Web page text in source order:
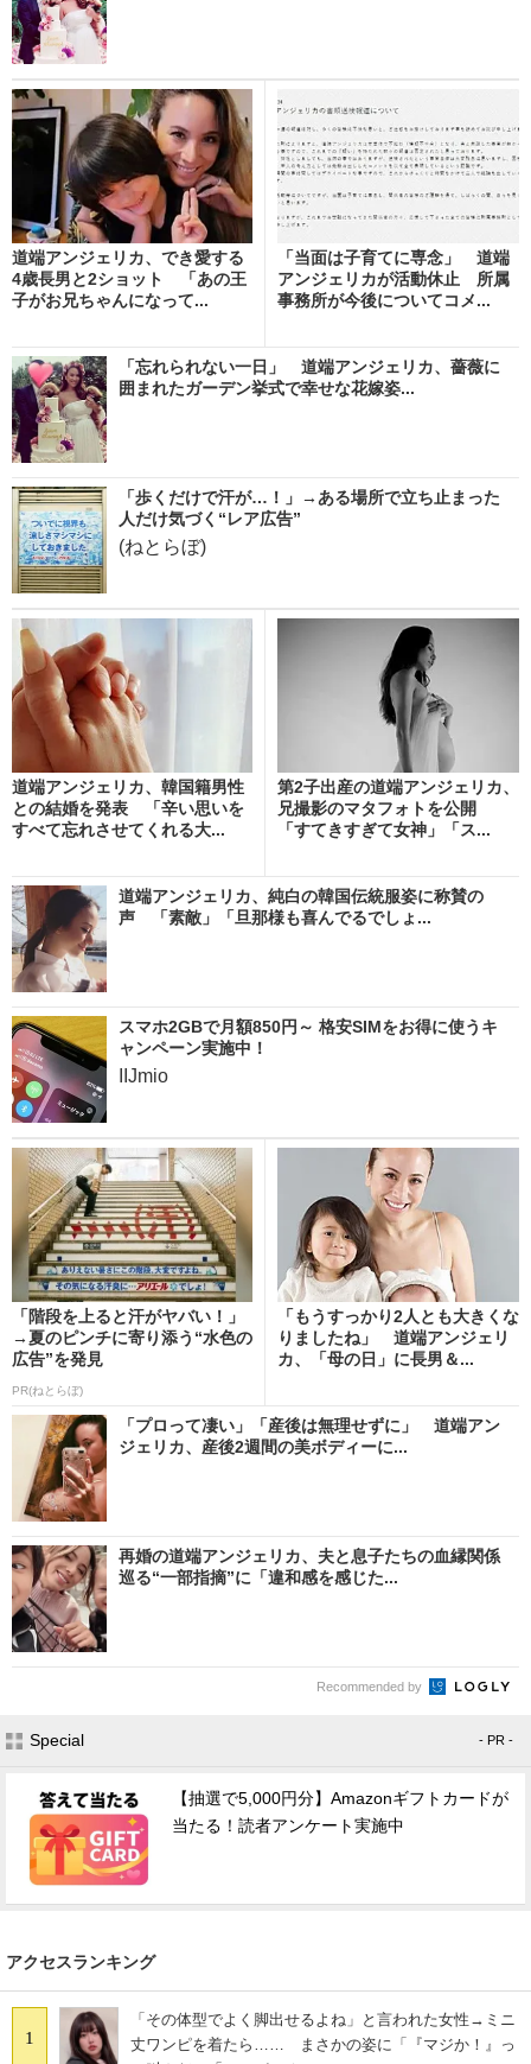
道端アンジェリカ、でき愛する
4歳長男と2ショット 「あの王
子がお兄ちゃんになって...
「当面は子育てに専念」 道端
アンジェリカが活動休止 所属
事務所が今後についてコメ...
「忘れられない一日」 道端アンジェリカ、薔薇に
囲まれたガーデン挙式で幸せな花嫁姿...
「歩くだけで汗が…！」→ある場所で立ち止まった
人だけ気づく“レア広告”
(ねとらぼ)
道端アンジェリカ、韓国籍男性
との結婚を発表 「辛い思いを
すべて忘れさせてくれる大...
第2子出産の道端アンジェリカ、
兄撮影のマタフォトを公開
「すてきすぎて女神」「ス...
道端アンジェリカ、純白の韓国伝統服姿に称賛の
声 「素敵」「旦那様も喜んでるでしょ...
スマホ2GBで月額850円～ 格安SIMをお得に使うキ
ャンペーン実施中！
IIJmio
「階段を上ると汗がヤバい！」
→夏のピンチに寄り添う“水色の
広告”を発見
PR(ねとらぼ)
「もうすっかり2人とも大きくな
りましたね」 道端アンジェリ
カ、「母の日」に長男＆...
「プロって凄い」「産後は無理せずに」 道端アン
ジェリカ、産後2週間の美ボディーに...
再婚の道端アンジェリカ、夫と息子たちの血縁関係
巡る“一部指摘”に「違和感を感じた...
Recommended by
Special - PR -
【抽選で5,000円分】Amazonギフトカードが
当たる！読者アンケート実施中
アクセスランキング
1
「その体型でよく脚出せるよね」と言われた女性→ミニ
丈ワンピを着たら…… まさかの姿に「『マジか！』っ